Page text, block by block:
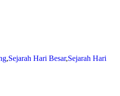
,Sejarah Hari Besar,Sejarah Hari